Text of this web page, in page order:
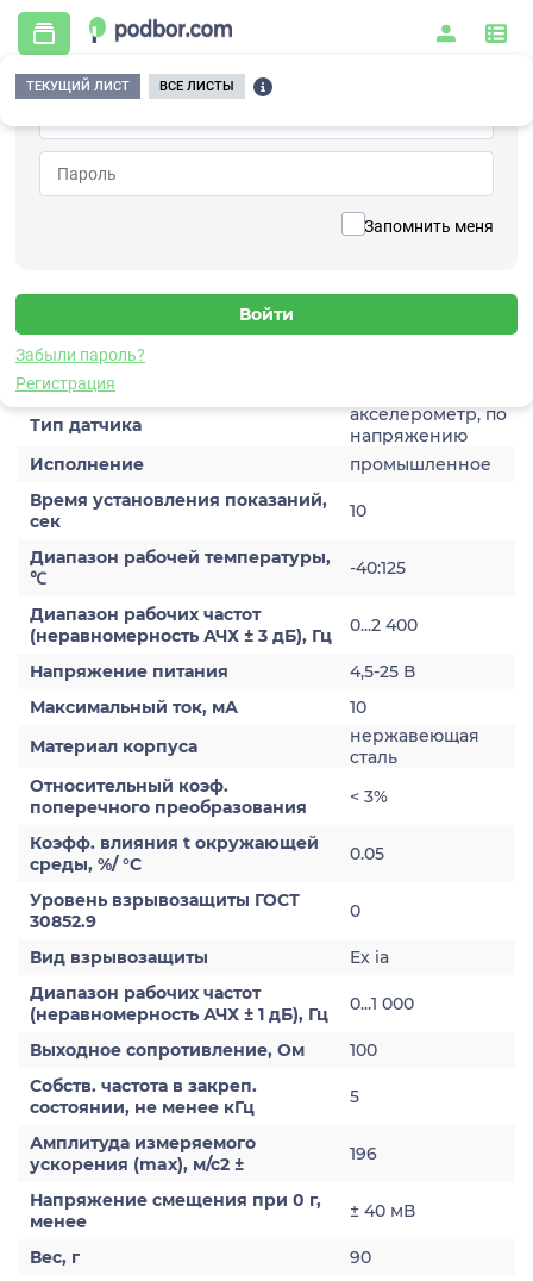
Запомнить меня
Забыли пароль?
Регистрация
ТЕКУЩИЙ ЛИСТ ВСЕ ЛИСТЫ
Главная / Контрольно-измерительные приборы и автоматика / Датчики /
Виброускорения / 1V252HM-100
Датчик виброускорения
Характеристики
Тип датчика
акселерометр, по
напряжению
Исполнение
промышленное
Время установления показаний,
сек
10
Диапазон рабочей температуры,
℃
-40:125
Диапазон рабочих частот
(неравномерность АЧХ ± 3 дБ), Гц
0...2 400
Напряжение питания
4,5-25 В
Максимальный ток, мА
10
Материал корпуса
нержавеющая
сталь
Относительный коэф.
поперечного преобразования
< 3%
Коэфф. влияния t окружающей
среды, %/ °С
0.05
Уровень взрывозащиты ГОСТ
30852.9
0
Вид взрывозащиты
Ex ia
Диапазон рабочих частот
(неравномерность АЧХ ± 1 дБ), Гц
0...1 000
Выходное сопротивление, Ом
100
Собств. частота в закреп.
состоянии, не менее кГц
5
Амплитуда измеряемого
ускорения (max), м/с2 ±
196
Напряжение смещения при 0 г,
менее
± 40 мВ
Вес, г
90